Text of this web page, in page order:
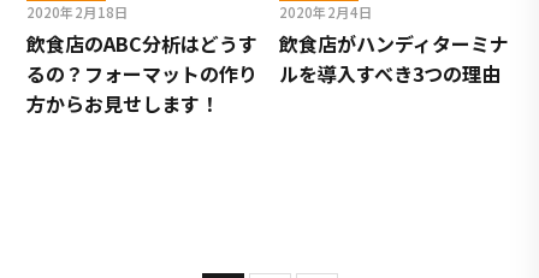
2020年2月18日
飲食店のABC分析はどうす
るの？フォーマットの作り
方からお見せします！
2020年2月4日
飲食店がハンディターミナ
ルを導入すべき3つの理由